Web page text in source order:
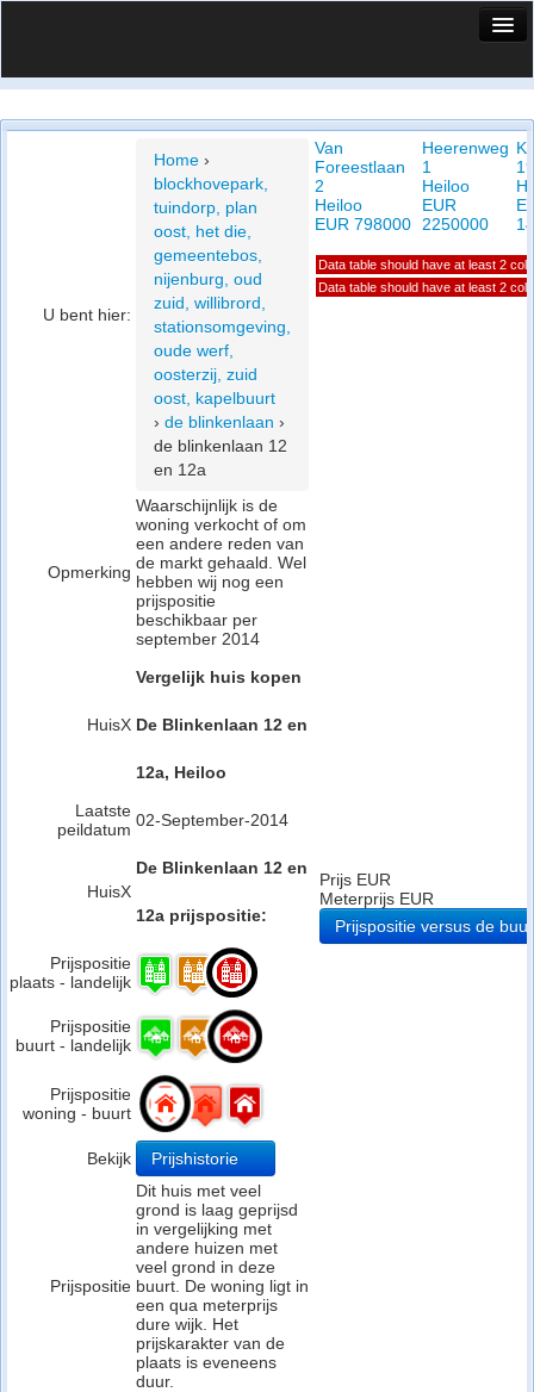
Vergelijk prijsposities - wijk
U bent hier:
Home ›
blockhovepark,
tuindorp, plan
oost, het die,
gemeentebos,
nijenburg, oud
zuid, willibrord,
stationsomgeving,
oude werf,
oosterzij, zuid
oost, kapelbuurt
› de blinkenlaan ›
de blinkenlaan 12
en 12a
Opmerking
Waarschijnlijk is de
woning verkocht of om
een andere reden van
de markt gehaald. Wel
hebben wij nog een
prijspositie
beschikbaar per
september 2014
HuisX
Vergelijk huis kopen
De Blinkenlaan 12 en
12a, Heiloo
Laatste
peildatum 02-September-2014
HuisX
De Blinkenlaan 12 en
12a prijspositie:
Prijspositie
plaats - landelijk
Prijspositie
buurt - landelijk
Prijspositie
woning - buurt
Bekijk Prijshistorie
Prijspositie
Dit huis met veel
grond is laag geprijsd
in vergelijking met
andere huizen met
veel grond in deze
buurt. De woning ligt in
een qua meterprijs
dure wijk. Het
prijskarakter van de
plaats is eveneens
duur.
Van
Foreestlaan
2
Heiloo
EUR 798000
Heerenweg
1
Heiloo
EUR
2250000
19
Data table should have at least 2
Data table should have at least 2
Prijs EUR
Meterprijs EUR
Prijspositie versus de